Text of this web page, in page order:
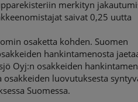
merkityn
saivat 0,25 uutta
osaketta kohden. Suomen
hankintamenosta
Oyj:n osakkeiden
luovutuksesta
Suomessa.